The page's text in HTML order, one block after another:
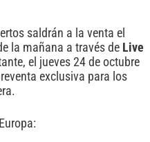
saldrán a la venta el
la mañana a través de Live
el jueves 24 de octubre
exclusiva para los